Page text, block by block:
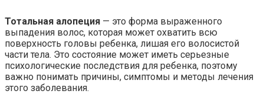
Тотальная алопеция — это форма выраженного
выпадения волос, которая может охватить всю
поверхность головы ребенка, лишая его волосистой
части тела. Это состояние может иметь серьезные
психологические последствия для ребенка, поэтому
важно понимать причины, симптомы и методы лечения
этого заболевания.